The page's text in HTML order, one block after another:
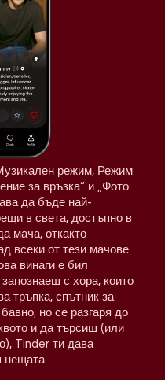
режим, Режим
за връзка“ и „Фото
да бъде най-
в света, достъпно в
мача, откакто
всеки от тези мачове
винаги е бил
с хора, които
тръпка, спътник за
но се разгаря до
и да търсиш (или
Tinder ти дава
нещата.